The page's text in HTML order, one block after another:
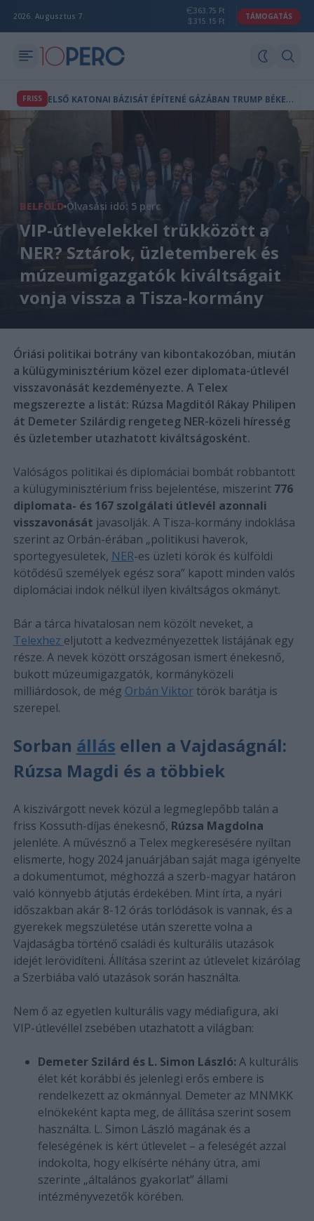
2026. Augusztus 7.
363.75 Ft
315.15 Ft
TÁMOGATÁS
FRISS E
LSŐ KATONAI BÁZISÁT ÉPÍTENÉ GÁZÁBAN TRUMP BÉKETANÁCSA
BELFÖLD Olvasási idő: 5 perc
VIP-útlevelekkel trükközött a
NER? Sztárok, üzletemberek és
múzeumigazgatók kiváltságait
vonja vissza a Tisza-kormány
Óriási politikai botrány van kibontakozóban, miután
a külügyminisztérium közel ezer diplomata-útlevél
visszavonását kezdeményezte. A Telex
megszerezte a listát: Rúzsa Magditól Rákay Philipen
át Demeter Szilárdig rengeteg NER-közeli híresség
és üzletember utazhatott kiváltságosként.
Valóságos politikai és diplomáciai bombát robbantott
a külügyminisztérium friss bejelentése, miszerint 776
diplomata- és 167 szolgálati útlevél azonnali
visszavonását javasolják. A Tisza-kormány indoklása
szerint az Orbán-érában „politikusi haverok,
sportegyesületek, NER-es üzleti körök és külföldi
kötődésű személyek egész sora” kapott minden valós
diplomáciai indok nélkül ilyen kiváltságos okmányt.
Bár a tárca hivatalosan nem közölt neveket, a
Telexhez eljutott a kedvezményezettek listájának egy
része. A nevek között országosan ismert énekesnő,
bukott múzeumigazgatók, kormányközeli
milliárdosok, de még Orbán Viktortörök barátja is
szerepel.
Sorban állás ellen a Vajdaságnál:
Rúzsa Magdi és a többiek
A kiszivárgott nevek közül a legmeglepőbb talán a
friss Kossuth-díjas énekesnő, Rúzsa Magdolna
jelenléte. A művésznő a Telex megkeresésére nyíltan
elismerte, hogy 2024 januárjában saját maga igényelte
a dokumentumot, méghozzá a szerb-magyar határon
való könnyebb átjutás érdekében. Mint írta, a nyári
időszakban akár 8-12 órás torlódások is vannak, és a
gyerekek megszületése után szerette volna a
Vajdaságba történő családi és kulturális utazások
idejét lerövidíteni. Állítása szerint az útlevelet kizárólag
a Szerbiába való utazások során használta.
Nem ő az egyetlen kulturális vagy médiafigura, aki
VIP-útlevéllel zsebében utazhatott a világban:
Demeter Szilárd és L. Simon László: A kulturális
élet két korábbi és jelenlegi erős embere is
rendelkezett az okmánnyal. Demeter az MNMKK
elnökeként kapta meg, de állítása szerint sosem
használta. L. Simon László magának és a
feleségének is kért útlevelet – a feleségét azzal
indokolta, hogy elkísérte néhány útra, ami
szerinte „általános gyakorlat” állami
intézményvezetők körében.